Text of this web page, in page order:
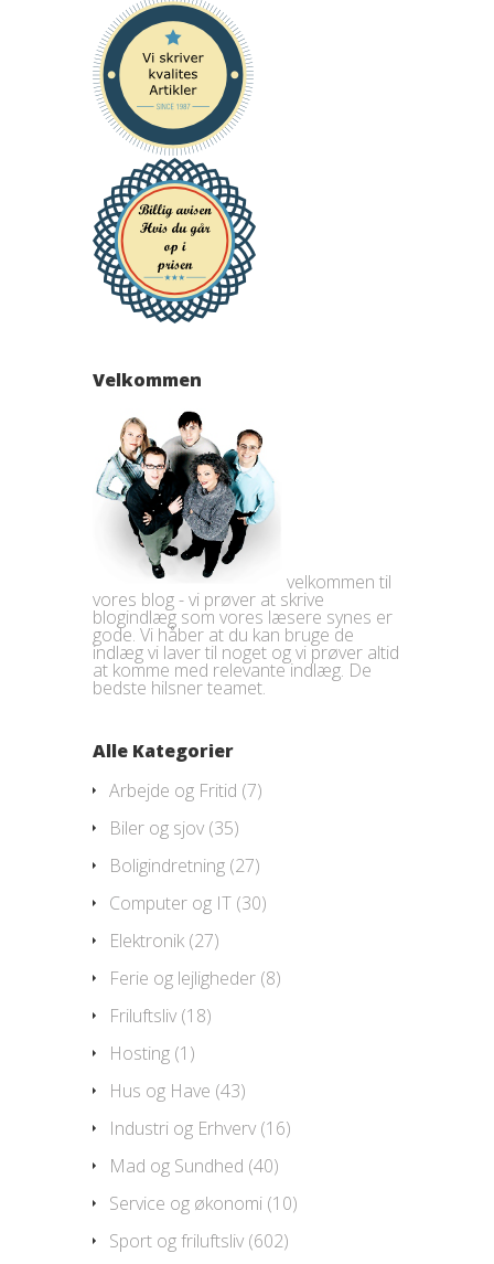
Velkommen
velkommen til
vores blog - vi prøver at skrive
blogindlæg som vores læsere synes er
gode. Vi håber at du kan bruge de
indlæg vi laver til noget og vi prøver altid
at komme med relevante indlæg. De
bedste hilsner teamet.
Alle Kategorier
Arbejde og Fritid (7)
Biler og sjov (35)
Boligindretning (27)
Computer og IT (30)
Elektronik (27)
Ferie og lejligheder (8)
Friluftsliv (18)
Hosting (1)
Hus og Have (43)
Industri og Erhverv (16)
Mad og Sundhed (40)
Service og økonomi (10)
Sport og friluftsliv (602)